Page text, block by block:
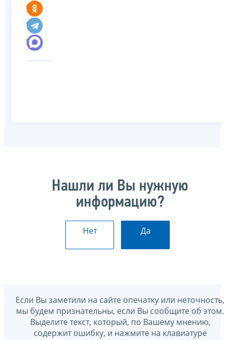
Нашли ли Вы нужную
информацию?
Нет Да
Если Вы заметили на сайте опечатку или неточность,
мы будем признательны, если Вы сообщите об этом.
Выделите текст, который, по Вашему мнению,
содержит ошибку, и нажмите на клавиатуре